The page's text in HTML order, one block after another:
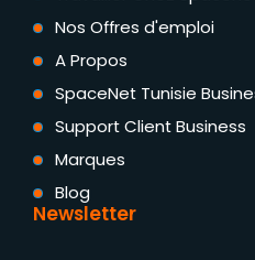
Nos Offres d'emploi
A Propos
SpaceNet Tunisie
Support Client Business
Marques
Blog
Newsletter